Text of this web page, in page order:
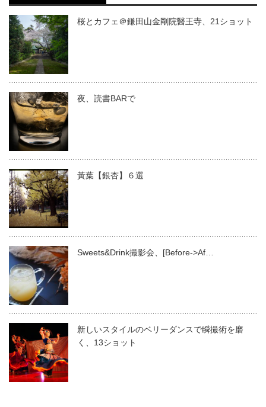
桜とカフェ＠鎌田山金剛院醫王寺、21ショット
夜、読書BARで
黃葉【銀杏】６選
Sweets&Drink撮影会、[Before->Af…
新しいスタイルのベリーダンスで瞬撮術を磨
く、13ショット